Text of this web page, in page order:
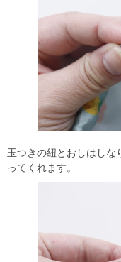
玉つきの紐とおしはしな
ってくれます。